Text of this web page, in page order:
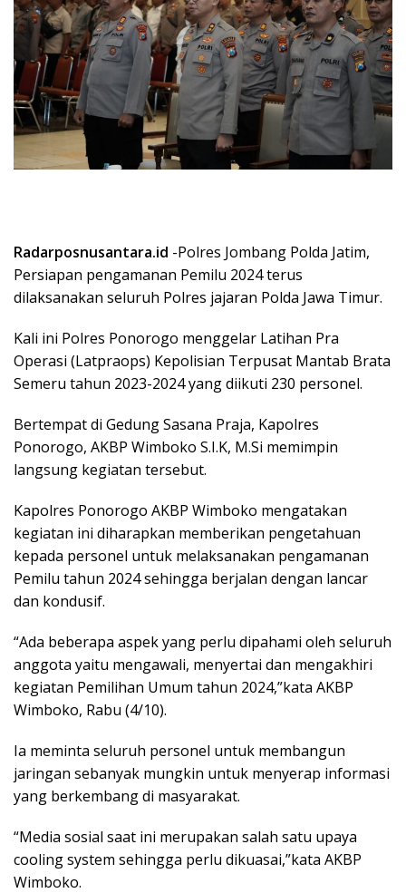
Radarposnusantara.id -Polres Jombang Polda Jatim,
Persiapan pengamanan Pemilu 2024 terus
dilaksanakan seluruh Polres jajaran Polda Jawa Timur.
Kali ini Polres Ponorogo menggelar Latihan Pra
Operasi (Latpraops) Kepolisian Terpusat Mantab Brata
Semeru tahun 2023-2024 yang diikuti 230 personel.
Bertempat di Gedung Sasana Praja, Kapolres
Ponorogo, AKBP Wimboko S.I.K, M.Si memimpin
langsung kegiatan tersebut.
Kapolres Ponorogo AKBP Wimboko mengatakan
kegiatan ini diharapkan memberikan pengetahuan
kepada personel untuk melaksanakan pengamanan
Pemilu tahun 2024 sehingga berjalan dengan lancar
dan kondusif.
“Ada beberapa aspek yang perlu dipahami oleh seluruh
anggota yaitu mengawali, menyertai dan mengakhiri
kegiatan Pemilihan Umum tahun 2024,”kata AKBP
Wimboko, Rabu (4/10).
Ia meminta seluruh personel untuk membangun
jaringan sebanyak mungkin untuk menyerap informasi
yang berkembang di masyarakat.
“Media sosial saat ini merupakan salah satu upaya
cooling system sehingga perlu dikuasai,”kata AKBP
Wimboko.